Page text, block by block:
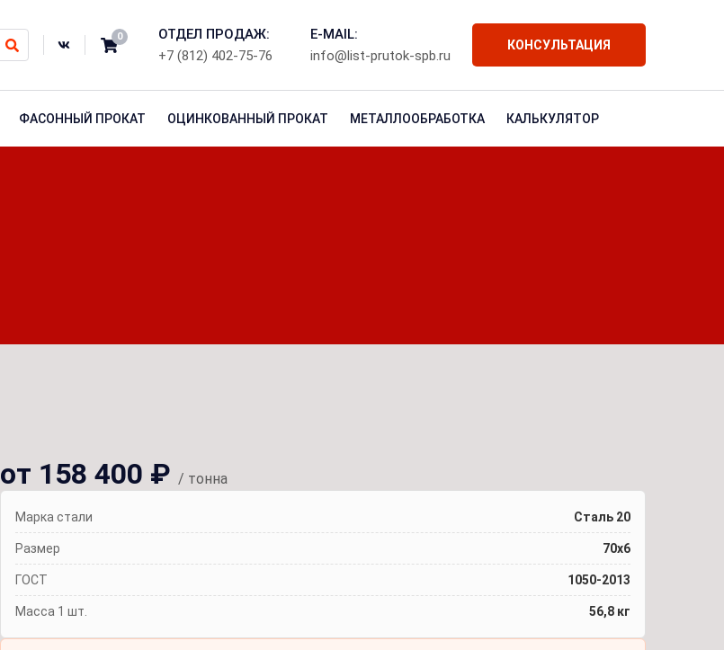
0
КОНСУЛЬТАЦИЯ
ОТДЕЛ ПРОДАЖ:
+7 (812) 402-75-76
E-MAIL:
info@list-prutok-spb.ru
ФАСОННЫЙ ПРОКАТ ОЦИНКОВАННЫЙ ПРОКАТ МЕТАЛЛООБРАБОТКА КАЛЬКУЛЯТОР
от 158 400 ₽ / тонна
Марка стали Сталь 20
Размер 70x6
ГОСТ 1050-2013
Масса 1 шт. 56,8 кг